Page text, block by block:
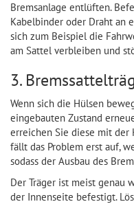
Bremsanlage entlüften.
Kabelbinder oder Draht an
sich zum Beispiel die
am Sattel verbleiben und
3.
Wenn sich die Hülsen
eingebauten Zustand
erreichen Sie diese mit der
fällt das Problem erst auf,
sodass der Ausbau des
Der Träger ist meist genau
der Innenseite befestigt.